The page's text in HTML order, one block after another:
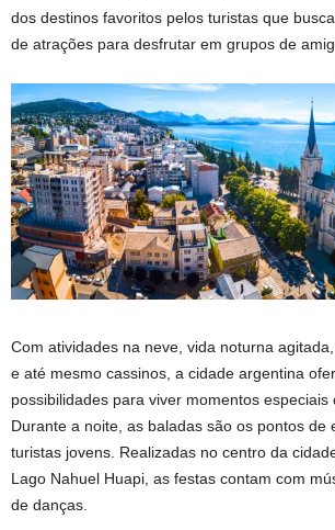
dos destinos favoritos pelos turistas que
de atrações para desfrutar em grupos de
Com atividades na neve, vida noturna
e até mesmo cassinos, a cidade argentina
possibilidades para viver momentos especiais
Durante a noite, as baladas são os pontos de
turistas jovens. Realizadas no centro da
Lago Nahuel Huapi, as festas contam com
de danças.